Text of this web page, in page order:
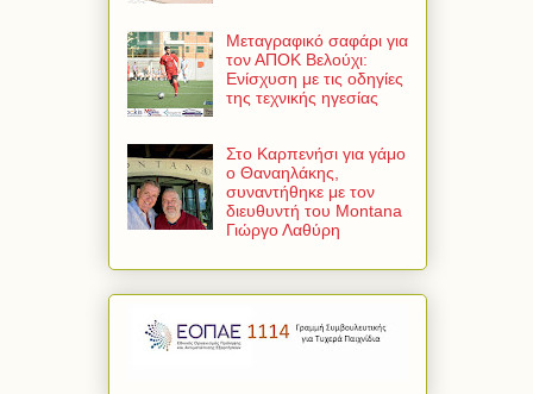
Μεταγραφικό σαφάρι για
τον ΑΠΟΚ Βελούχι:
Ενίσχυση με τις οδηγίες
της τεχνικής ηγεσίας
Στο Καρπενήσι για γάμο
ο Θαναηλάκης,
συναντήθηκε με τον
διευθυντή του Montana
Γιώργο Λαθύρη